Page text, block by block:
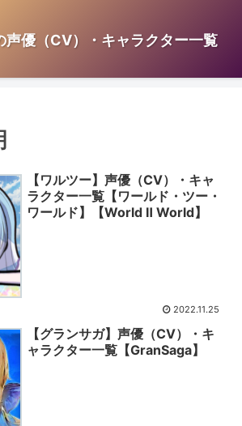
声優（CV）・キャラクター一覧
【ワルツー】声優（CV）・キャ
ラクター一覧【ワールド・ツー・
ワールド】【World Ⅱ World】
2022.11.25
【グランサガ】声優（CV）・キ
ャラクター一覧【GranSaga】